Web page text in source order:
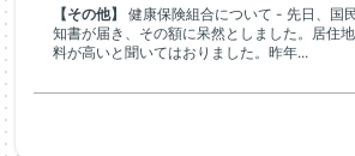
【その他】
健康保険組合について - 先日、国
知書が届き、その額に呆然としました。居住
料が高いと聞いてはおりました。昨年...